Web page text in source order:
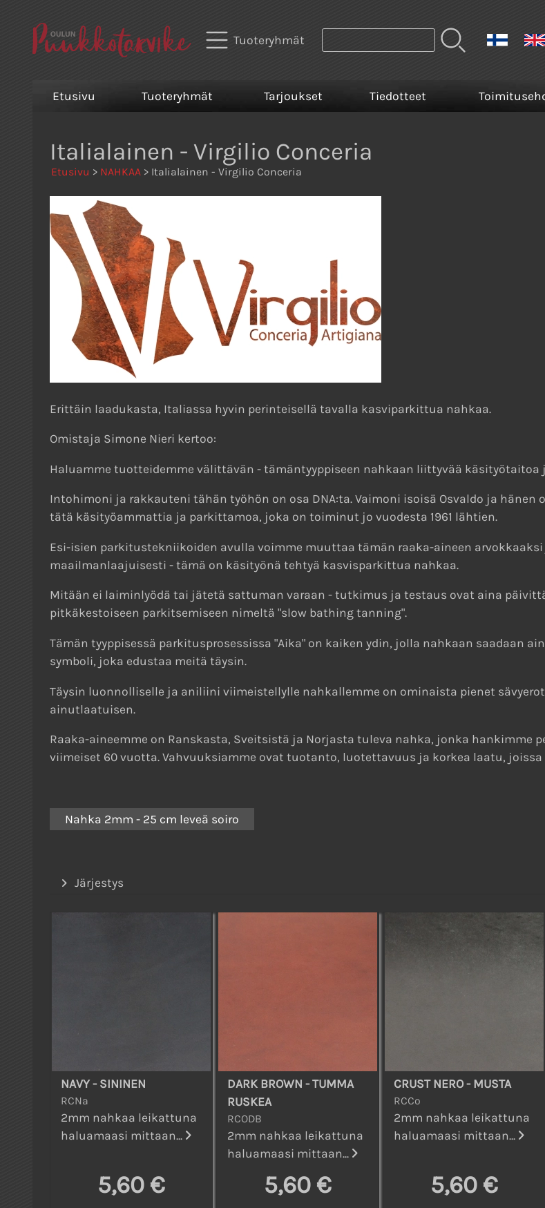
Tuoteryhmät
Etusivu Tuoteryhmät Tarjoukset Tiedotteet
Italialainen - Virgilio Conceria
Etusivu > NAHKAA > Italialainen - Virgilio Conceria
Erittäin laadukasta, Italiassa hyvin perinteisellä tavalla kasviparkittua nahkaa.
Omistaja Simone Nieri kertoo:
Haluamme tuotteidemme välittävän - tämäntyyppiseen nahkaan liittyvää käsityötaitoa
Intohimoni ja rakkauteni tähän työhön on osa DNA:ta. Vaimoni isoisä Osvaldo ja
tätä käsityöammattia ja parkittamoa, joka on toiminut jo vuodesta 1961 lähtien.
Esi-isien parkitustekniikoiden avulla voimme muuttaa tämän raaka-aineen
maailmanlaajuisesti - tämä on käsityönä tehtyä kasvisparkittua nahkaa.
Mitään ei laiminlyödä tai jätetä sattuman varaan - tutkimus ja testaus ovat aina
pitkäkestoiseen parkitsemiseen nimeltä "slow bathing tanning".
Tämän tyyppisessä parkitusprosessissa "Aika" on kaiken ydin, jolla nahkaan saadaan
symboli, joka edustaa meitä täysin.
Täysin luonnolliselle ja aniliini viimeistellylle nahkallemme on ominaista pienet
ainutlaatuisen.
Raaka-aineemme on Ranskasta, Sveitsistä ja Norjasta tuleva nahka, jonka hankimme
viimeiset 60 vuotta. Vahvuuksiamme ovat tuotanto, luotettavuus ja korkea laatu, joissa
Nahka 2mm - 25 cm leveä soiro
Järjestys
NAVY - SININEN
RCNa
2mm nahkaa leikattuna
haluamaasi mittaan...
5,60 €
DARK BROWN - TUMMA
RUSKEA
RCODB
2mm nahkaa leikattuna
haluamaasi mittaan...
5,60 €
CRUST NERO - MUSTA
RCCo
2mm nahkaa leikattuna
haluamaasi mittaan...
5,60 €